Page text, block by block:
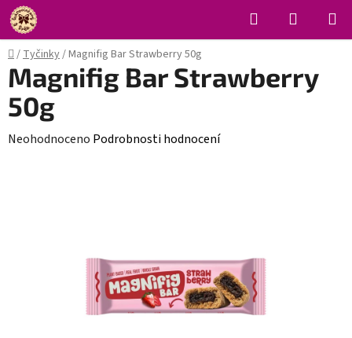
Přejít
na
obsah
Hledat
KOŠÍK
Domů
/Tyčinky/Magnifig Bar Strawberry 50g
Magnifig Bar Strawberry
50g
Průměrné
Neohodnoceno Podrobnosti hodnocení